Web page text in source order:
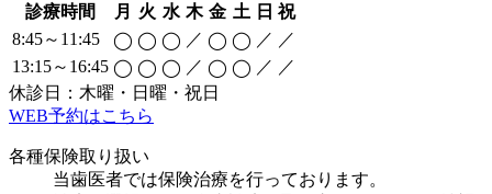
診療時間
月 火 水 木 金 土 日 祝
8:45～11:45
◯ ◯ ◯ ／ ◯ ◯ ／ ／
13:15～16:45 ◯ ◯ ◯ ／ ◯ ◯ ／ ／
休診日：木曜・日曜・祝日
WEB予約はこちら
各種保険取り扱い
当歯医者では保険治療を行っております。